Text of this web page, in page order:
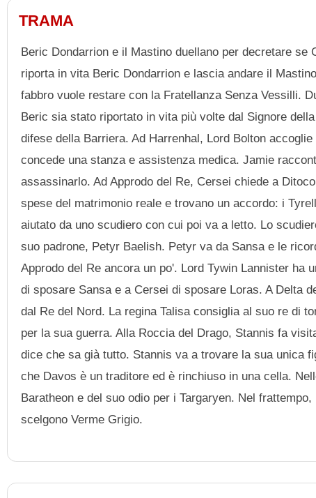
TRAMA
Beric Dondarrion e il Mastino duellano per decretare
riporta in vita Beric Dondarrion e lascia andare il
fabbro vuole restare con la Fratellanza Senza Vessilli.
Beric sia stato riportato in vita più volte dal Signore
difese della Barriera. Ad Harrenhal, Lord Bolton
concede una stanza e assistenza medica. Jamie
assassinarlo. Ad Approdo del Re, Cersei chiede a
spese del matrimonio reale e trovano un accordo: i
aiutato da uno scudiero con cui poi va a letto. Lo
suo padrone, Petyr Baelish. Petyr va da Sansa e le
Approdo del Re ancora un po'. Lord Tywin Lannister
di sposare Sansa e a Cersei di sposare Loras. A Delta
dal Re del Nord. La regina Talisa consiglia al suo re di
per la sua guerra. Alla Roccia del Drago, Stannis fa
dice che sa già tutto. Stannis va a trovare la sua unica
che Davos è un traditore ed è rinchiuso in una cella.
Baratheon e del suo odio per i Targaryen. Nel
scelgono Verme Grigio.